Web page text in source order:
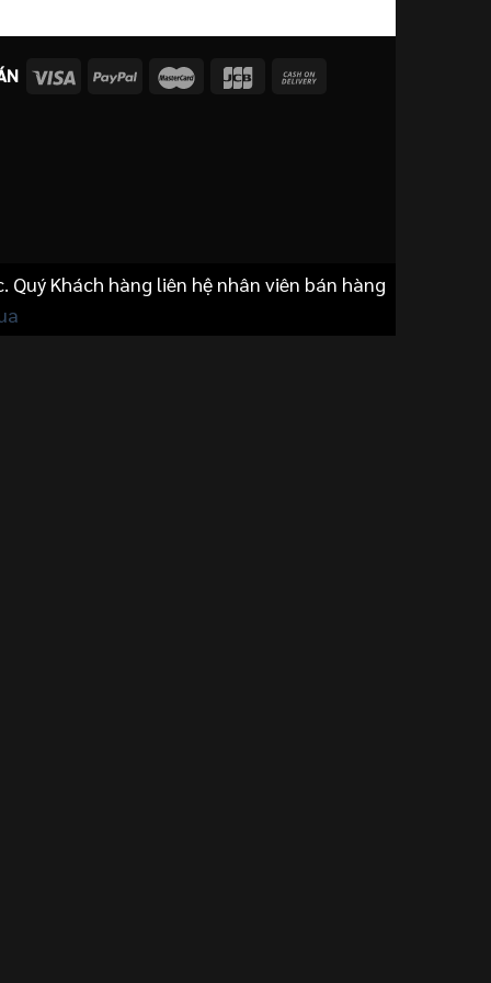
24.500.000 ₫.là:
Khách hàng liên hệ nhân viên bán hàng